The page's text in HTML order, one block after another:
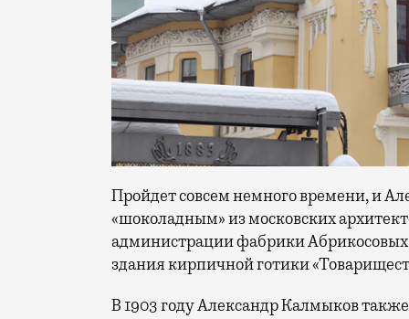
Пройдет совсем немного времени, и
«шоколадным» из московских
администрации фабрики Абрикосовых
здания кирпичной готики
В 1903 году Александр Калмыков